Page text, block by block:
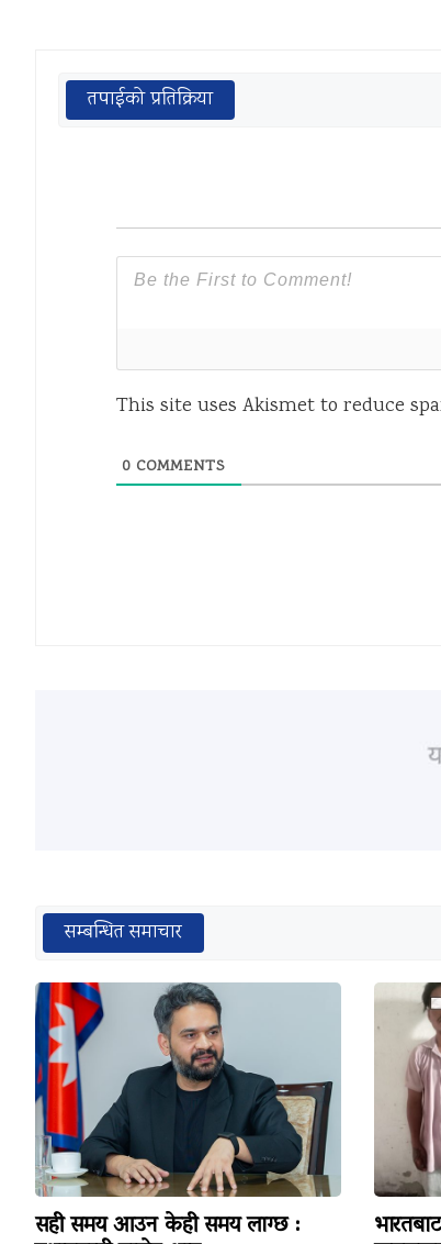
तपाईको प्रतिक्रिया
This site uses Akismet to reduce
0 COMMENTS
सम्बन्धित समाचार
सही समय आउन केही समय लाग्छ :